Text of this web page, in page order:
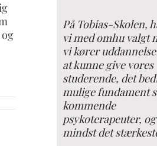
På Tobias-Skolen,
vi med omhu valgt
vi kører
at kunne give vores
studerende, det
mulige fundament
kommende
psykoterapeuter,
mindst det